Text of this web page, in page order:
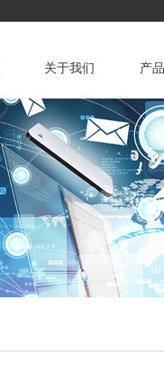
关于我们
公司简介 服务宗
产
混